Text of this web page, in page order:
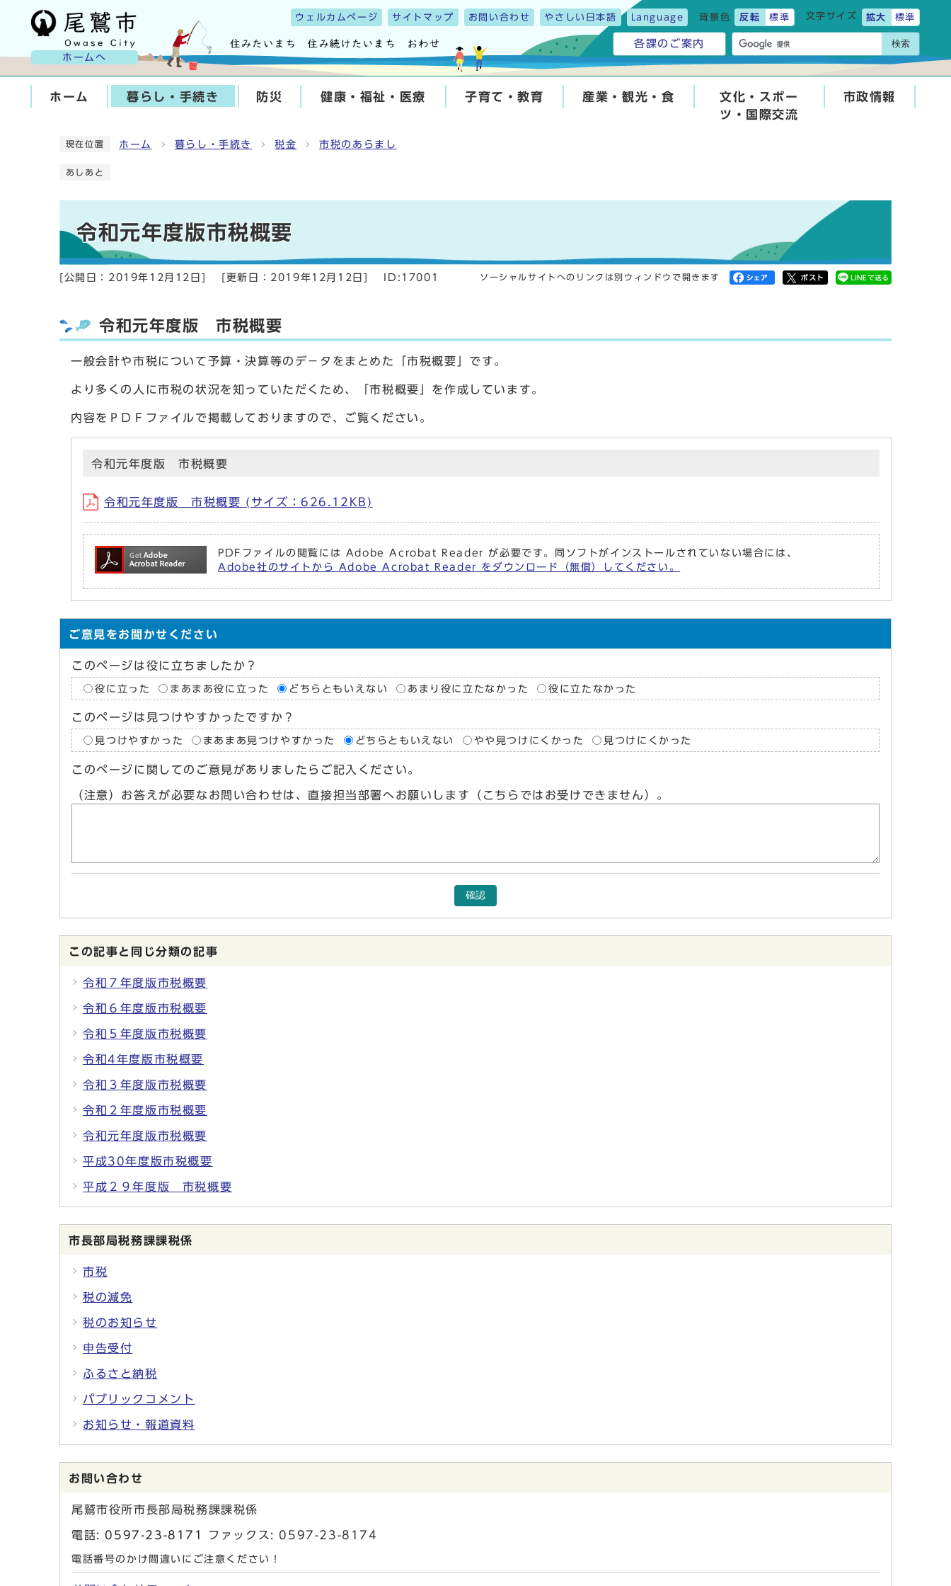
ホームへ
ウェルカムページ サイトマップ お問い合わせ やさしい日本語 Language 背景色 反転 標準 文字サイズ 拡大 標準
各課のご案内 検索
ホーム 暮らし・手続き 防災 健康・福祉・医療 子育て・教育 産業・観光・食
文化・スポー
ツ・国際交流
市政情報
現在位置 ホーム 暮らし・手続き 税金 市税のあらまし
あしあと
令和元年度版市税概要
[公開日： 2019年12月12日 [更新日： 2019年12月12日 ID:17001 ソーシャルサイトへのリンクは別ウィンドウで開きます
令和元年度版 市税概要
一般会計や市税について予算・決算等のデ－タをまとめた「市税概要」です。
より多くの人に市税の状況を知っていただくため、「市税概要」を作成しています。
内容をＰＤＦファイルで掲載しておりますので、ご覧ください。
令和元年度版 市税概要
令和元年度版 市税概要 (サイズ：626.12KB)
PDFファイルの閲覧には Adobe Acrobat Reader が必要です。同ソフトがインストールされていない場合には、
Adobe社のサイトから Adobe Acrobat Reader をダウンロード（無償）してください。
ご意見をお聞かせください
このページは役に立ちましたか？
役に立った まあまあ役に立った どちらともいえない あまり役に立たなかった 役に立たなかった
このページは見つけやすかったですか？
見つけやすかった まあまあ見つけやすかった どちらともいえない やや見つけにくかった 見つけにくかった
このページに関してのご意見がありましたらご記入ください。
（注意）お答えが必要なお問い合わせは、直接担当部署へお願いします（こちらではお受けできません）。
確認
この記事と同じ分類の記事
令和７年度版市税概要
令和６年度版市税概要
令和５年度版市税概要
令和4年度版市税概要
令和３年度版市税概要
令和２年度版市税概要
令和元年度版市税概要
平成30年度版市税概要
平成２９年度版 市税概要
市長部局税務課課税係
市税
税の減免
税のお知らせ
申告受付
ふるさと納税
パブリックコメント
お知らせ・報道資料
お問い合わせ
尾鷲市役所市長部局税務課課税係
電話: 0597-23-8171 ファックス: 0597-23-8174
電話番号のかけ間違いにご注意ください！